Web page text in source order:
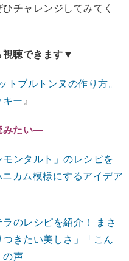
チャレンジしてみてく
聴できます▼
トブルトンヌの作り方。
キー 』
みたい―
ンタルト」のレシピを
カム模様にするアイデア
のレシピを紹介！ まさ
きたい美しさ」「こん
の声